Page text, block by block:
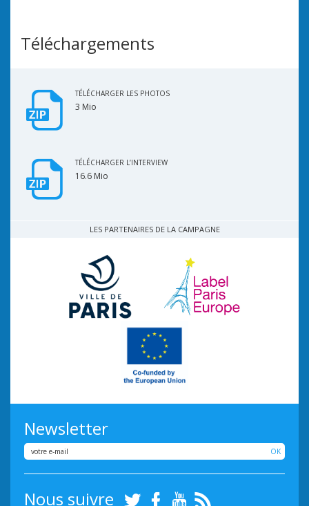
Téléchargements
TÉLÉCHARGER LES PHOTOS
3 Mio
TÉLÉCHARGER L’INTERVIEW
16.6 Mio
LES PARTENAIRES DE LA CAMPAGNE
Newsletter
OK
Nous suivre TwitterFacebookYoutube